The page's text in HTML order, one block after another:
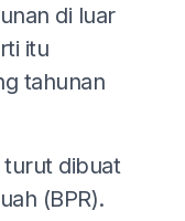
di luar
itu
tahunan
turut dibuat
(BPR).